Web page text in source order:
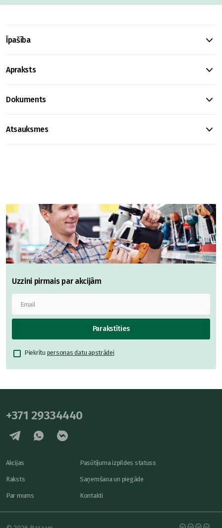
Īpašība
Apraksts
Dokuments
Atsauksmes
Uzzini pirmais par akcijām
Parakstīties
Piekrītu personas datu apstrādei
+371 29334440
Akcijas
Raksts
Par mums
Pasūtījuma izpildes statuss
Saņemšana un piegāde
Kontakti